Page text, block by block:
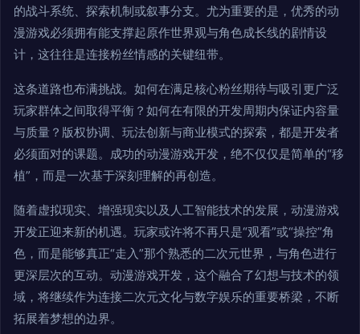
的战斗系统、探索机制或叙事分支。尤为重要的是，优秀的动
漫游戏必须拥有能支撑起原作世界观与角色成长线的剧情设
计，这往往是连接粉丝情感的关键纽带。
这条道路也布满挑战。如何在满足核心粉丝期待与吸引更广泛
玩家群体之间取得平衡？如何在有限的开发周期内保证内容量
与质量？版权协调、玩法创新与商业模式的探索，都是开发者
必须面对的课题。成功的动漫游戏开发，绝不仅仅是简单的“移
植”，而是一次基于深刻理解的再创造。
随着虚拟现实、增强现实以及人工智能技术的发展，动漫游戏
开发正迎来新的机遇。玩家或许将不再只是“观看”或“操控”角
色，而是能够真正“走入”那个熟悉的二次元世界，与角色进行
更深层次的互动。动漫游戏开发，这个融合了幻想与技术的领
域，将继续作为连接二次元文化与数字娱乐的重要桥梁，不断
拓展着梦想的边界。